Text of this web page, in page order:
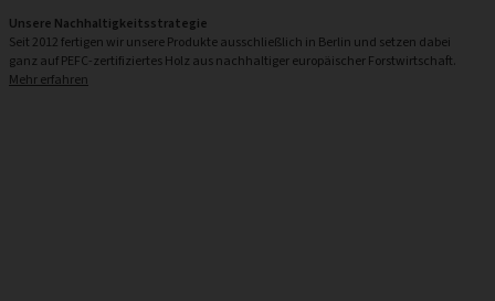
Unsere Nachhaltigkeitsstrategie
Seit 2012 fertigen wir unsere Produkte ausschließlich in Berlin und setzen dabei
ganz auf PEFC-zertifiziertes Holz aus nachhaltiger europäischer Forstwirtschaft.
Mehr erfahren